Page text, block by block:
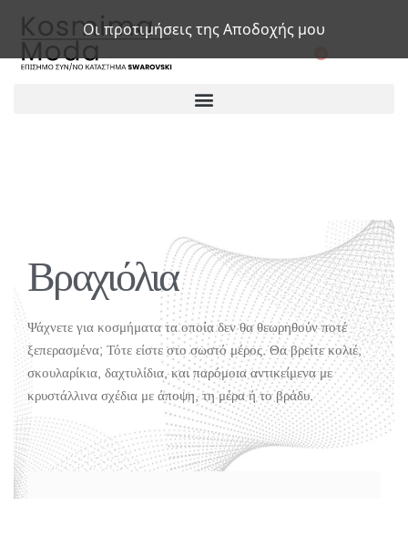
Βραχιόλια
Ψάχνετε για κοσμήματα τα οποία δεν θα θεωρηθούν ποτέ
ξεπερασμένα; Τότε είστε στο σωστό μέρος. Θα βρείτε κολιέ,
σκουλαρίκια, δαχτυλίδια, και παρόμοια αντικείμενα με
κρυστάλλινα σχέδια με άποψη, τη μέρα ή το βράδυ.
Οι προτιμήσεις της Αποδοχής μου